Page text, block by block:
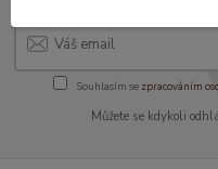
Souhlasím se zpracováním
Můžete se kdykoli